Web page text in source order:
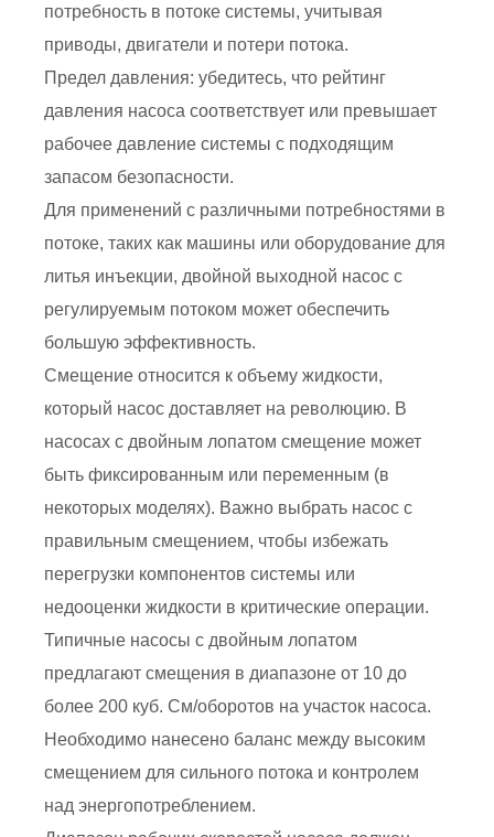
потребность в потоке системы, учитывая
приводы, двигатели и потери потока.
Предел давления: убедитесь, что рейтинг
давления насоса соответствует или превышает
рабочее давление системы с подходящим
запасом безопасности.
Для применений с различными потребностями в
потоке, таких как машины или оборудование для
литья инъекции, двойной выходной насос с
регулируемым потоком может обеспечить
большую эффективность.
Смещение относится к объему жидкости,
который насос доставляет на революцию. В
насосах с двойным лопатом смещение может
быть фиксированным или переменным (в
некоторых моделях). Важно выбрать насос с
правильным смещением, чтобы избежать
перегрузки компонентов системы или
недооценки жидкости в критические операции.
Типичные насосы с двойным лопатом
предлагают смещения в диапазоне от 10 до
более 200 куб. См/оборотов на участок насоса.
Необходимо нанесено баланс между высоким
смещением для сильного потока и контролем
над энергопотреблением.